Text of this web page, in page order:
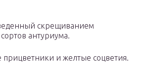
скрещиванием
антуриума.
прицветники и желтые соцветия.